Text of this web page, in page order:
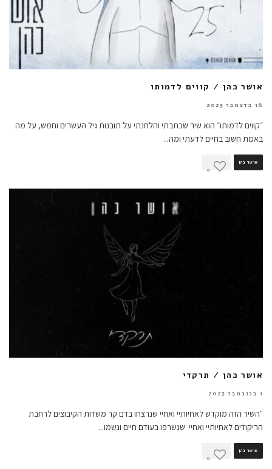
אושר כהן / קווים לדמותו
18 בדצמבר 2023
״קווים לדמותו״ הוא שיר שכתבתי והלחנתי על תובנות גיל העשרים וחמש, על מה
באמת חשוב בחיים לדעתי ומה...
אושר כהן
0
אושר כהן / תרקדי
1 בנובמבר 2023
"השיר הזה מוקדש לאחיותיי ואחיי שנרצחו בדם קר משדות הקיבוצים לרחבת
הריקודים לאחיותיי ואחיי שנשרפו בעודם חיים ונשמו...
אושר כהן
0